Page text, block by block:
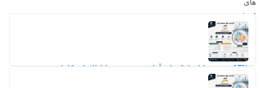
17%
دانلود شیپ فایل بلوک‌های آماری شهر دوزه | اطلاعات کامل جمعیت،
خانوار و مسکن سرشماری 1395